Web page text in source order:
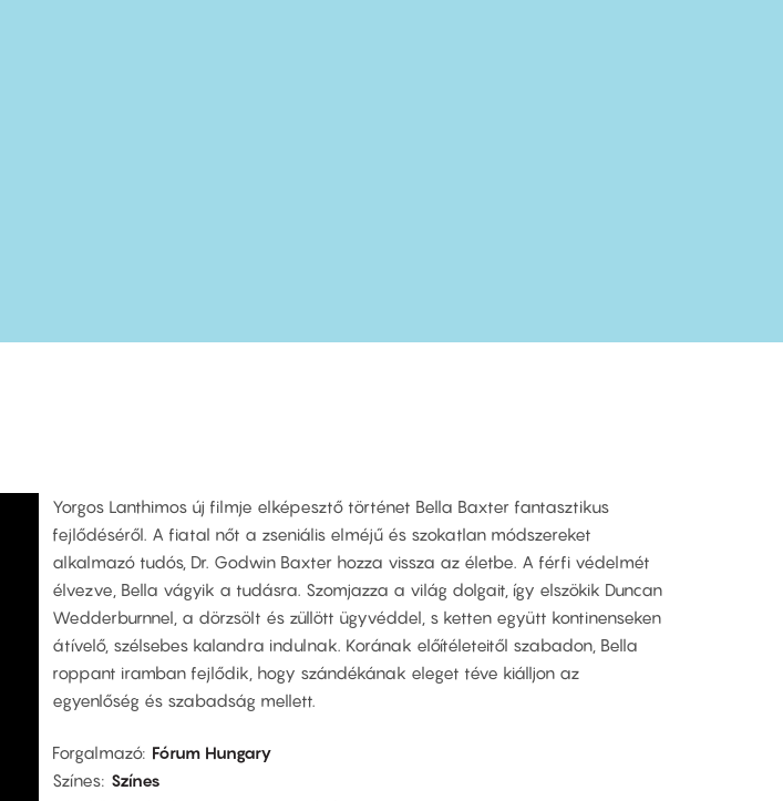
Yorgos Lanthimos új filmje elképesztő történet Bella Baxter fantasztikus
fejlődéséről. A fiatal nőt a zseniális elméjű és szokatlan módszereket
alkalmazó tudós, Dr. Godwin Baxter hozza vissza az életbe. A férfi védelmét
élvezve, Bella vágyik a tudásra. Szomjazza a világ dolgait, így elszökik Duncan
Wedderburnnel, a dörzsölt és züllött ügyvéddel, s ketten együtt kontinenseken
átívelő, szélsebes kalandra indulnak. Korának előítéleteitől szabadon, Bella
roppant iramban fejlődik, hogy szándékának eleget téve kiálljon az
egyenlőség és szabadság mellett.
Forgalmazó Fórum Hungary
Színes Színes